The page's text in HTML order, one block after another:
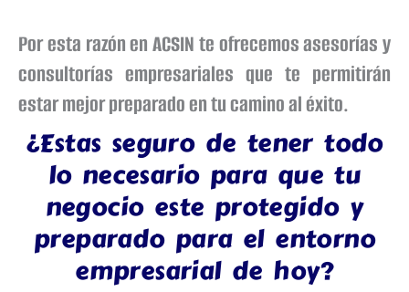
Por esta razón en ACSIN te ofrecemos asesorías y
consultorías empresariales que te permitirán
estar mejor preparado en tu camino al éxito.
¿Estas seguro de tener todo
lo necesario para que tu
negocio este protegido y
preparado para el entorno
empresarial de hoy?